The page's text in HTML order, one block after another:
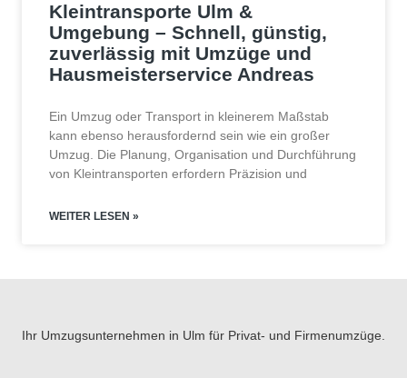
Kleintransporte Ulm &
Umgebung – Schnell, günstig,
zuverlässig mit Umzüge und
Hausmeisterservice Andreas
Ein Umzug oder Transport in kleinerem Maßstab
kann ebenso herausfordernd sein wie ein großer
Umzug. Die Planung, Organisation und Durchführung
von Kleintransporten erfordern Präzision und
WEITER LESEN »
Ihr Umzugsunternehmen in Ulm für Privat- und Firmenumzüge.